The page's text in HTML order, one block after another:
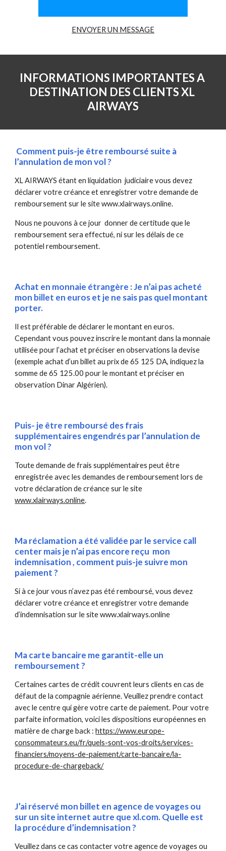
ENVOYER UN MESSAGE
INFORMATIONS IMPORTANTES A
DESTINATION DES CLIENTS XL
AIRWAYS
l’annulation de mon vol ?
XL AIRWAYS étant en liquidation  judiciaire vous devez
déclarer votre créance et enregistrer votre demande de
remboursement sur le site www.xlairways.online.
Nous ne pouvons à ce jour  donner de certitude que le
remboursement sera effectué, ni sur les délais de ce
potentiel remboursement.
Achat en monnaie étrangère : Je n’ai pas acheté
mon billet en euros et je ne sais pas quel montant
porter.
Il est préférable de déclarer le montant en euros.
Cependant vous pouvez inscrire le montant dans la monnaie
utilisée pour l’achat et préciser en observations la devise
(exemple achat d’un billet au prix de 65 125 DA, indiquez la
somme de 65 125.00 pour le montant et préciser en
observation Dinar Algérien).
Puis- je être remboursé des frais
supplémentaires engendrés par l’annulation de
mon vol ?
Toute demande de frais supplémentaires peut être
enregistrée avec les demandes de remboursement lors de
www.xlairways.online.
Ma réclamation a été validée par le service call
center mais je n’ai pas encore reçu  mon
indemnisation , comment puis-je suivre mon
paiement ?
Si à ce jour vous n’avez pas été remboursé, vous devez
déclarer votre créance et enregistrer votre demande
d’indemnisation sur le site www.xlairways.online
Ma carte bancaire me garantit-elle un
remboursement ?
Certaines cartes de crédit couvrent leurs clients en cas de
défaut de la compagnie aérienne. Veuillez prendre contact
avec le centre qui gère votre carte de paiement. Pour votre
parfaite information, voici les dispositions européennes en
matière de charge back : https://www.europe-
consommateurs.eu/fr/quels-sont-vos-droits/services-
financiers/moyens-de-paiement/carte-bancaire/la-
procedure-de-chargeback/
J’ai réservé mon billet en agence de voyages ou
sur un site internet autre que xl.com. Quelle est
la procédure d’indemnisation ?
Veuillez dans ce cas contacter votre agence de voyages ou